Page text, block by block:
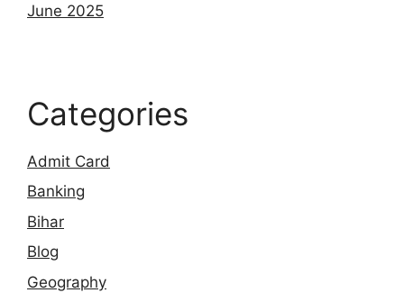
June 2025
Categories
Admit Card
Banking
Bihar
Blog
Geography